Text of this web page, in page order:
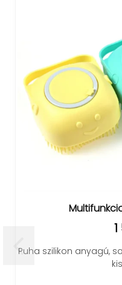
Puha szilikon anyagú,